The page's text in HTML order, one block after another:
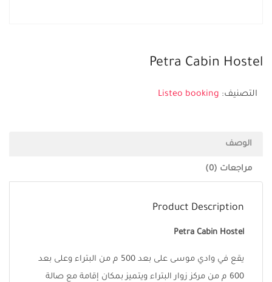
Petra Cabin Hostel
التصنيف: Listeo booking
الوصف
مراجعات (0)
Product Description
Petra Cabin Hostel
يقع في وادي موسى على بعد 500 م من البتراء وعلى بعد
600 م من مركز زوار البتراء ويتميز بمكان إقامة مع صالة